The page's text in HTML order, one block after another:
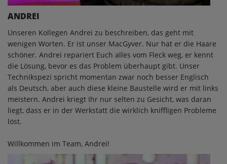
ANDREI
Unseren Kollegen Andrei zu beschreiben, das geht mit
wenigen Worten. Er ist unser MacGyver. Nur hat er die Haare
schöner. Andrei repariert Euch alles vom Fleck weg, er kennt
die Lösung, bevor es das Problem überhaupt gibt. Unser
Technikspezi spricht momentan zwar noch besser Englisch
als Deutsch, aber auch diese kleine Baustelle wird er mit links
meistern. Andrei kriegt Ihr nur selten zu Gesicht, was daran
liegt, dass er in der Werkstatt die wirklich kniffligen Probleme
löst.
Willkommen im Team, Andrei!